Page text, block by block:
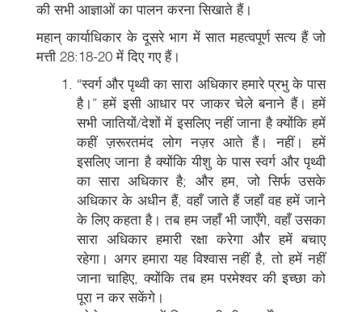
की सभी आज्ञाओं का पालन करना सिखाते हैं।
महान् कार्याधिकार के दूसरे भाग में सात महत्वपूर्ण सत्य हैं जो
मत्ती 28:18-20 में दिए गए हैं।
“स्वर्ग और पृथ्वी का सारा अधिकार हमारे प्रभु के पास
है।” हमें इसी आधार पर जाकर चेले बनाने हैं। हमें
सभी जातियों/देशों में इसलिए नहीं जाना है क्योंकि हमें
कहीं ज़रूरतमंद लोग नज़र आते हैं। नहीं। हमें
इसलिए जाना है क्योंकि यीशु के पास स्वर्ग और पृथ्वी
का सारा अधिकार है; और हम, जो सिर्फ उसके
अधिकार के अधीन हैं, वहाँ जाते हैं जहाँ वह हमें जाने
के लिए कहता है। तब हम जहाँ भी जाएँगे, वहाँ उसका
सारा अधिकार हमारी रक्षा करेगा और हमें बचाए
रहेगा। अगर हमारा यह विश्वास नहीं है, तो हमें नहीं
जाना चाहिए, क्योंकि तब हम परमेश्वर की इच्छा को
पूरा न कर सकेंगे।